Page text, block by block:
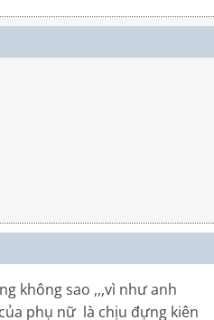
không sao ,,,vì như anh
của phụ nữ là chịu đựng kiên